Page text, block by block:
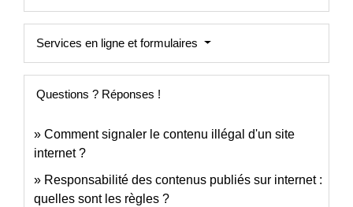
Services en ligne et formulaires
Questions ? Réponses !
Comment signaler le contenu illégal d'un site
internet ?
Responsabilité des contenus publiés sur internet :
quelles sont les règles ?